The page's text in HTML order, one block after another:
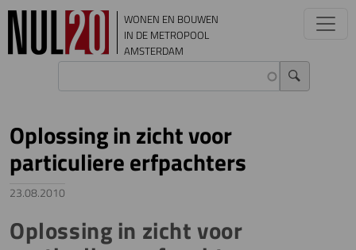
Overslaan en naar de inhoud gaan
WONEN EN BOUWEN
IN DE METROPOOL
AMSTERDAM
Oplossing in zicht voor
particuliere erfpachters
23.08.2010
Oplossing in zicht voor